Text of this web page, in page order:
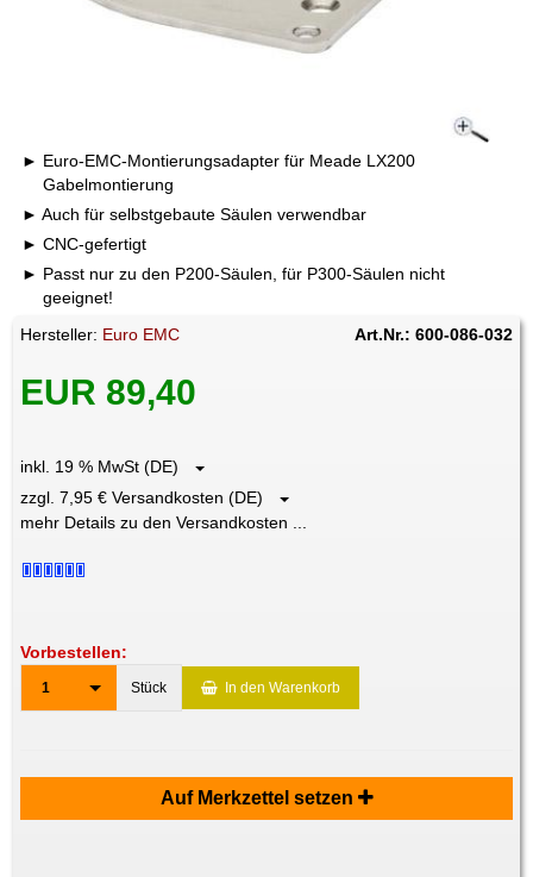
Euro-EMC-Montierungsadapter für Meade LX200
Gabelmontierung
Auch für selbstgebaute Säulen verwendbar
CNC-gefertigt
Passt nur zu den P200-Säulen, für P300-Säulen nicht
geeignet!
Hersteller: Euro EMC Art.Nr.: 600-086-032
EUR 89,40
inkl. 19 % MwSt (DE)
zzgl. 7,95 € Versandkosten (DE)
mehr Details zu den Versandkosten ...
Vorbestellen:
1 Stück In den Warenkorb
Auf Merkzettel setzen